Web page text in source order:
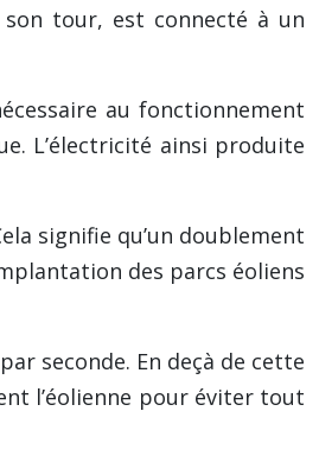
tour, est connecté à un
au fonctionnement
L’électricité ainsi produite
signifie qu’un doublement
des parcs éoliens
seconde. En deçà de cette
l’éolienne pour éviter tout